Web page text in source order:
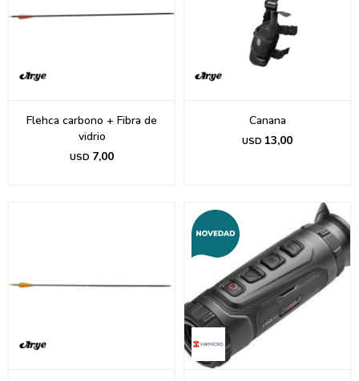
Flehca carbono + Fibra de
vidrio
USD 7,00
Canana
USD 13,00